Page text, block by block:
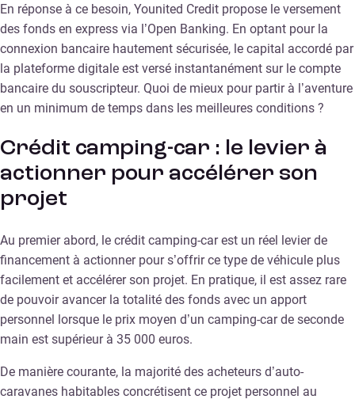
En réponse à ce besoin, Younited Credit propose le versement
des fonds en express via l’Open Banking. En optant pour la
connexion bancaire hautement sécurisée, le capital accordé par
la plateforme digitale est versé instantanément sur le compte
bancaire du souscripteur. Quoi de mieux pour partir à l’aventure
en un minimum de temps dans les meilleures conditions ?
Crédit camping-car : le levier à
actionner pour accélérer son
projet
Au premier abord, le crédit camping-car est un réel levier de
financement à actionner pour s’offrir ce type de véhicule plus
facilement et accélérer son projet. En pratique, il est assez rare
de pouvoir avancer la totalité des fonds avec un apport
personnel lorsque le prix moyen d’un camping-car de seconde
main est supérieur à 35 000 euros.
De manière courante, la majorité des acheteurs d’auto-
caravanes habitables concrétisent ce projet personnel au